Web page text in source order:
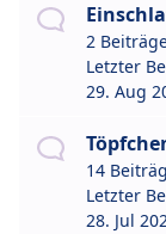
2
Letzter
29. Aug
14
Letzter
28. Jul